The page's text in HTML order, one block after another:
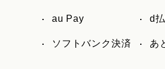
au Pay d
ソフトバンク決済 あ